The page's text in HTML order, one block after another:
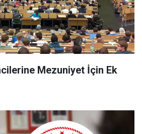
Mezuniyet İçin Ek